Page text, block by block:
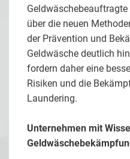
über die neuen
der Prävention und
Geldwäsche deutlich
fordern daher eine
Risiken und die
Laundering.
Unternehmen mit